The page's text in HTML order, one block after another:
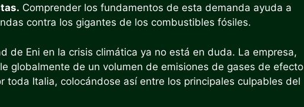
Comprender los fundamentos de esta demanda ayuda a
contra los gigantes de los combustibles fósiles.
de Eni en la crisis climática ya no está en duda. La empresa,
globalmente de un volumen de emisiones de gases de efecto
toda Italia, colocándose así entre los principales culpables del